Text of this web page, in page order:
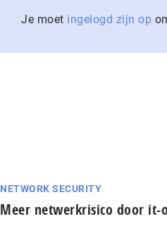
Je moet ingelogd zijn op
NETWORK SECURITY
Meer netwerkrisico door it-